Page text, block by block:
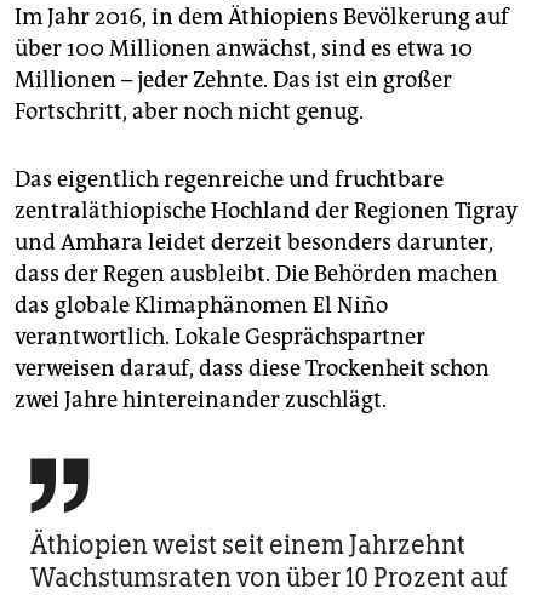
Im Jahr 2016, in dem Äthiopiens Bevölkerung auf
über 100 Millionen anwächst, sind es etwa 10
Millionen – jeder Zehnte. Das ist ein großer
Fortschritt, aber noch nicht genug.
Das eigentlich regenreiche und fruchtbare
zentraläthiopische Hochland der Regionen Tigray
und Amhara leidet derzeit besonders darunter,
dass der Regen ausbleibt. Die Behörden machen
das globale Klimaphänomen El Niño
verantwortlich. Lokale Gesprächspartner
verweisen darauf, dass diese Trockenheit schon
zwei Jahre hintereinander zuschlägt.

Äthiopien weist seit einem Jahrzehnt
Wachstumsraten von über 10 Prozent auf